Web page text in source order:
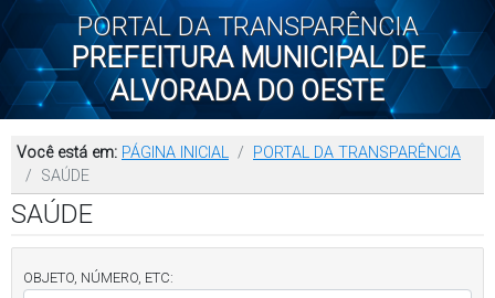
PORTAL DA TRANSPARÊNCIA
PREFEITURA MUNICIPAL DE
ALVORADA DO OESTE
Você está em: PÁGINA INICIAL
PORTAL DA TRANSPARÊNCIA
SAÚDE
SAÚDE
OBJETO, NÚMERO, ETC: